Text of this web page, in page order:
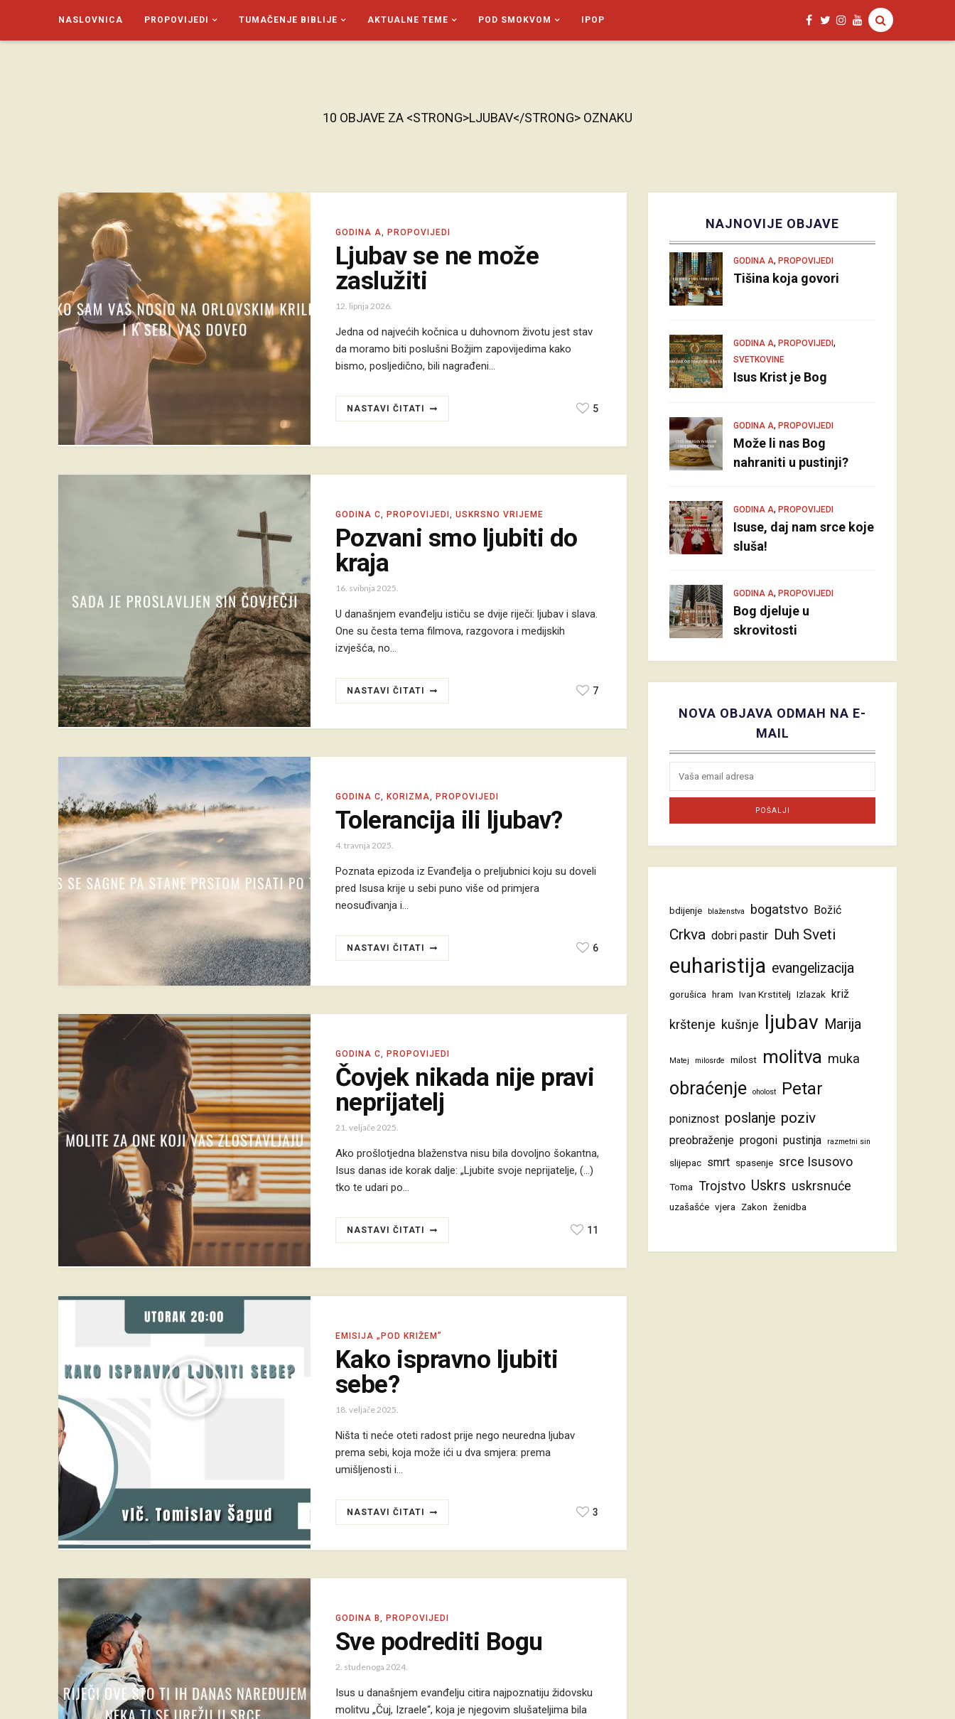
NASLOVNICA PROPOVIJEDI TUMAČENJE BIBLIJE AKTUALNE TEME POD SMOKVOM IPOP
10 OBJAVE ZA <STRONG>LJUBAV</STRONG> OZNAKU
GODINA A, PROPOVIJEDI
Ljubav se ne može
zaslužiti
12. lipnja 2026.
Jedna od najvećih kočnica u duhovnom životu jest stav
da moramo biti poslušni Božjim zapovijedima kako
bismo, posljedično, bili nagrađeni…
NASTAVI ČITATI 5
GODINA C, PROPOVIJEDI , USKRSNO VRIJEME
Pozvani smo ljubiti do
kraja
16. svibnja 2025.
U današnjem evanđelju ističu se dvije riječi: ljubav i slava.
One su česta tema filmova, razgovora i medijskih
izvješća, no…
NASTAVI ČITATI 7
GODINA C, KORIZMA, PROPOVIJEDI
Tolerancija ili ljubav?
4. travnja 2025.
Poznata epizoda iz Evanđelja o preljubnici koju su doveli
pred Isusa krije u sebi puno više od primjera
neosuđivanja i…
NASTAVI ČITATI 6
GODINA C, PROPOVIJEDI
Čovjek nikada nije pravi
neprijatelj
21. veljače 2025.
Ako prošlotjedna blaženstva nisu bila dovoljno šokantna,
Isus danas ide korak dalje: „Ljubite svoje neprijatelje, (...)
tko te udari po…
NASTAVI ČITATI 11
EMISIJA „POD KRIŽEM”
Kako ispravno ljubiti
sebe?
18. veljače 2025.
Ništa ti neće oteti radost prije nego neuredna ljubav
prema sebi, koja može ići u dva smjera: prema
umišljenosti i…
NASTAVI ČITATI 3
GODINA B, PROPOVIJEDI
Sve podrediti Bogu
2. studenoga 2024.
Isus u današnjem evanđelju citira najpoznatiju židovsku
molitvu „Čuj, Izraele“, koja je njegovim slušateljima bila
NAJNOVIJE OBJAVE
GODINA A, PROPOVIJEDI
Tišina koja govori
GODINA A, PROPOVIJEDI ,
SVETKOVINE
Isus Krist je Bog
GODINA A, PROPOVIJEDI
Može li nas Bog
nahraniti u pustinji?
GODINA A, PROPOVIJEDI
Isuse, daj nam srce koje
sluša!
GODINA A, PROPOVIJEDI
Bog djeluje u
skrovitosti
NOVA OBJAVA ODMAH NA E-
MAIL
bdijenje blaženstva bogatstvo Božić
Crkva dobri pastir Duh Sveti
euharistija evangelizacija
gorušica hram Ivan Krstitelj Izlazak križ
krštenje kušnje ljubav Marija
Matej milosrđe milost molitva muka
obraćenje oholost Petar
poniznost poslanje poziv
preobraženje progoni pustinja razmetni sin
slijepac smrt spasenje srce Isusovo
Toma Trojstvo Uskrs uskrsnuće
uzašašće vjera Zakon ženidba